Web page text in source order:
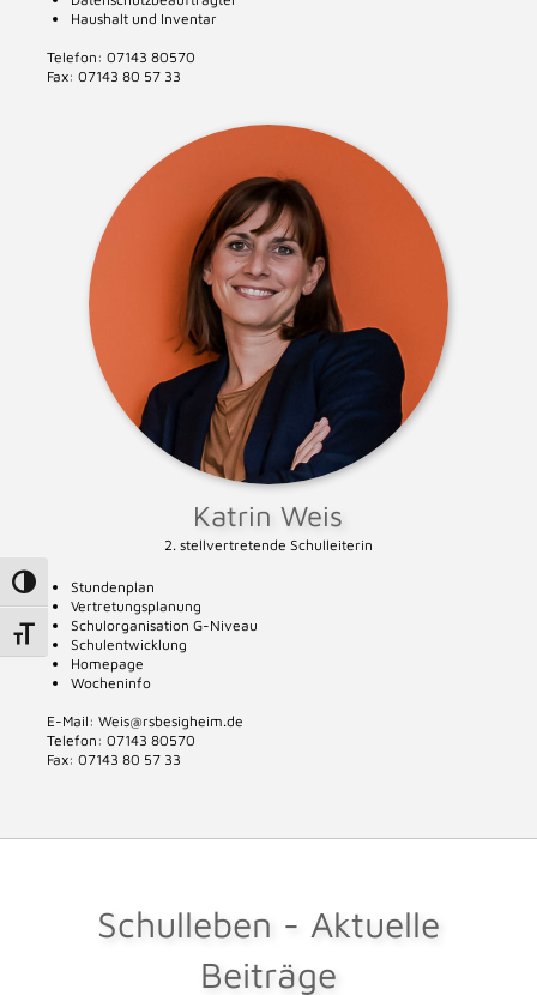
Umschalten auf hohe Kontraste
Schrift vergrößern
Haushalt und Inventar
Telefon: 07143 80570
Fax: 07143 80 57 33
Katrin Weis
2. stellvertretende Schulleiterin
Stundenplan
Vertretungsplanung
Schulorganisation G-Niveau
Schulentwicklung
Homepage
Wocheninfo
E-Mail: Weis@rsbesigheim.de
Telefon: 07143 80570
Fax: 07143 80 57 33
Schulleben - Aktuelle
Beiträge